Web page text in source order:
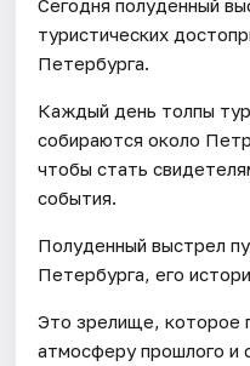
Сегодня полуденный
туристических
Петербурга.
Каждый день толпы
собираются около
чтобы стать
события.
Полуденный выстрел
Петербурга, его
Это зрелище, которое
атмосферу прошлого и